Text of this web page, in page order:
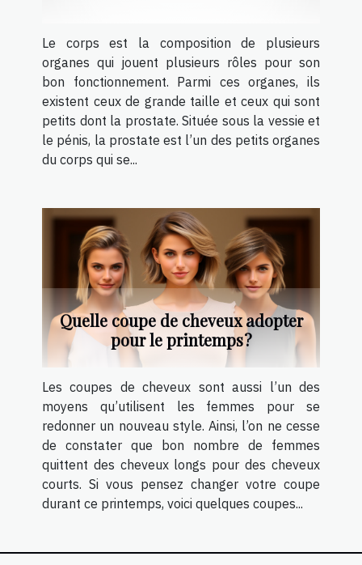
Le corps est la composition de plusieurs
organes qui jouent plusieurs rôles pour son
bon fonctionnement. Parmi ces organes, ils
existent ceux de grande taille et ceux qui sont
petits dont la prostate. Située sous la vessie et
le pénis, la prostate est l’un des petits organes
du corps qui se...
Quelle coupe de cheveux adopter
pour le printemps ?
Les coupes de cheveux sont aussi l’un des
moyens qu’utilisent les femmes pour se
redonner un nouveau style. Ainsi, l’on ne cesse
de constater que bon nombre de femmes
quittent des cheveux longs pour des cheveux
courts. Si vous pensez changer votre coupe
durant ce printemps, voici quelques coupes...